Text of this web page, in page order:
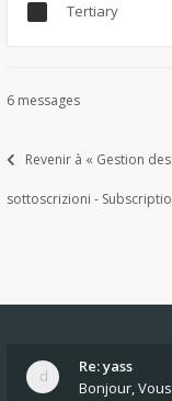
Tertiary
6 messages
Revenir à « Gestion
sottoscrizioni -
Re: yass
Bonjour,